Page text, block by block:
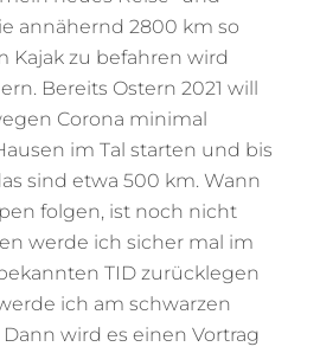
.
M
Ä
R
Z
2
2
1
T
O
N
I
G
R
E
S
B
A
H
annähernd 2800 km so
Kajak zu befahren wird
Bereits Ostern 2021 will
Corona minimal
im Tal starten und bis
sind etwa 500 km. Wann
folgen, ist noch nicht
werde ich sicher mal im
TID zurücklegen
ich am schwarzen
wird es einen Vortrag